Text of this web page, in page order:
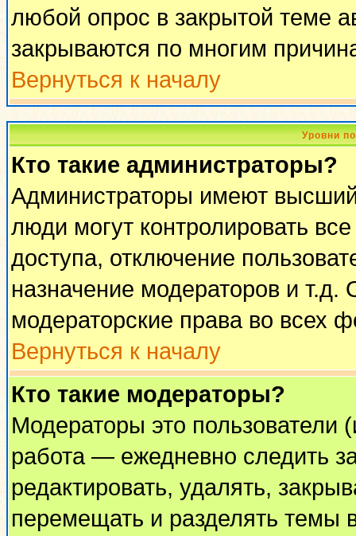
любой опрос в закрытой теме
закрываются по многим
Вернуться к началу
Уровни
Кто такие администраторы?
Администраторы имеют
люди могут контролировать
доступа, отключение
назначение модераторов и
модераторские права во всех
Вернуться к началу
Кто такие модераторы?
Модераторы это пользователи
работа — ежедневно следить
редактировать, удалять,
перемещать и разделять темы